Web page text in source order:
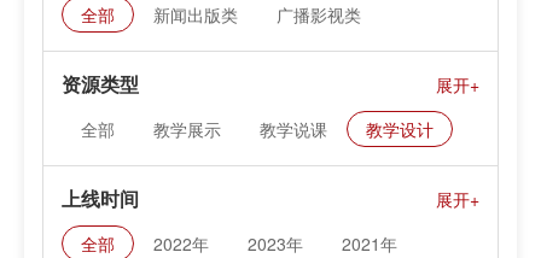
全部 新闻出版类 广播影视类
资源类型
全部 教学展示 教学说课
教学设计
上线时间
全部 2022年 2023年 2021年